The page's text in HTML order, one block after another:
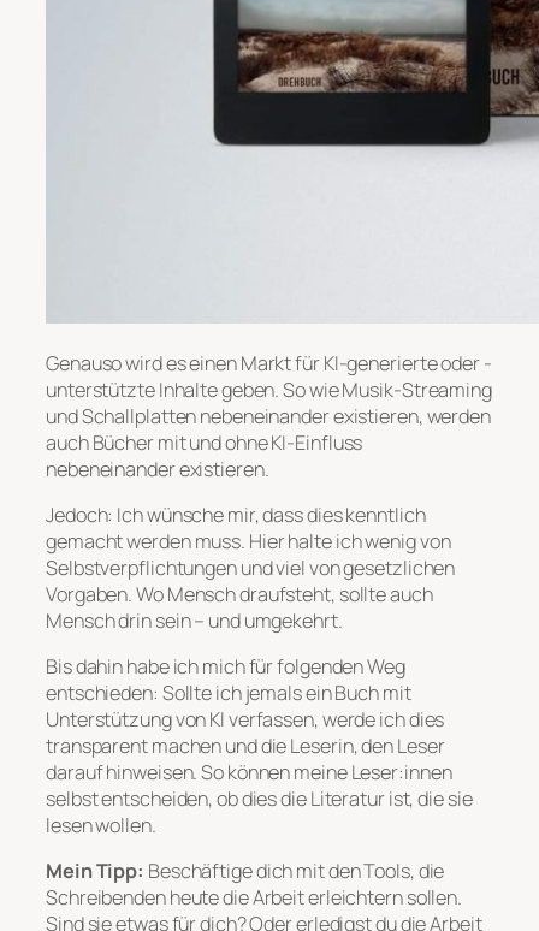
Genauso wird es einen Markt für KI-generierte oder -
unterstützte Inhalte geben. So wie Musik-Streaming
und Schallplatten nebeneinander existieren, werden
auch Bücher mit und ohne KI-Einfluss
nebeneinander existieren.
Jedoch: Ich wünsche mir, dass dies kenntlich
gemacht werden muss. Hier halte ich wenig von
Selbstverpflichtungen und viel von gesetzlichen
Vorgaben. Wo Mensch draufsteht, sollte auch
Mensch drin sein – und umgekehrt.
Bis dahin habe ich mich für folgenden Weg
entschieden: Sollte ich jemals ein Buch mit
Unterstützung von KI verfassen, werde ich dies
transparent machen und die Leserin, den Leser
darauf hinweisen. So können meine Leser:innen
selbst entscheiden, ob dies die Literatur ist, die sie
lesen wollen.
Mein Tipp: Beschäftige dich mit den Tools, die
Schreibenden heute die Arbeit erleichtern sollen.
Sind sie etwas für dich? Oder erledigst du die Arbeit